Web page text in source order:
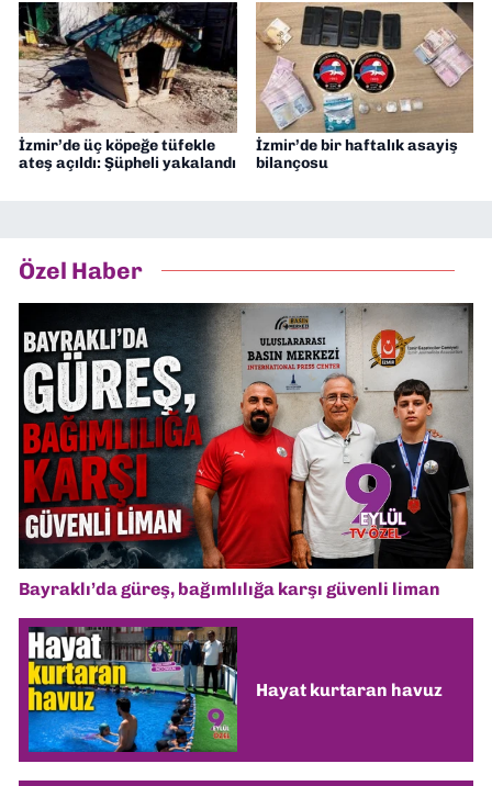
İzmir’de üç köpeğe tüfekle
ateş açıldı: Şüpheli yakalandı
İzmir’de bir haftalık asayiş
bilançosu
Özel Haber
Bayraklı’da güreş, bağımlılığa karşı güvenli liman
Hayat kurtaran havuz